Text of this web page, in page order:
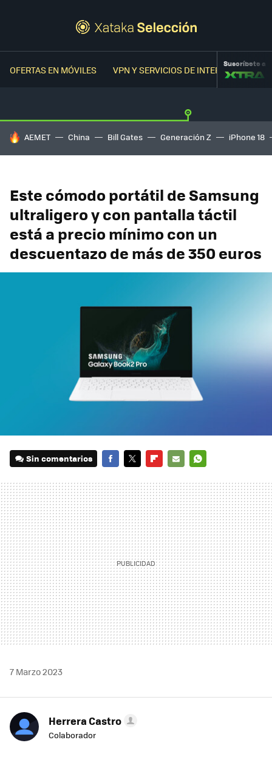
OFERTAS EN MÓVILES VPN Y SERVICIOS DE INTERNETSuscríbete a
HOY SE HABLA DE
AEMET China Bill Gates Generación Z iPhone 18
Este cómodo portátil de Samsung
ultraligero y con pantalla táctil
está a precio mínimo con un
descuentazo de más de 350 euros
Sin comentarios
MAIL
7 Marzo 2023
Herrera Castro
Colaborador